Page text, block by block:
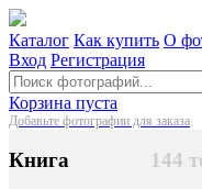
Каталог Как купить О
Вход Регистрация
Корзина пуста
Добавьте фотографии для заказа
144
Книга